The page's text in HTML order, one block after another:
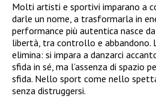
Molti artisti e sportivi imparano a
darle un nome, a trasformarla in
performance più autentica nasce
libertà, tra controllo e abbandono.
elimina: si impara a danzarci
sfida in sé, ma l’assenza di spazio
sfida. Nello sport come nello
senza distruggersi.